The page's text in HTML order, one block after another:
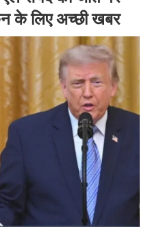
के लिए अच्छी खबर